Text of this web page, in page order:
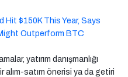
$150K This Year, Says
Outperform BTC
yatırım danışmanlığı
alım-satım önerisi ya da getiri